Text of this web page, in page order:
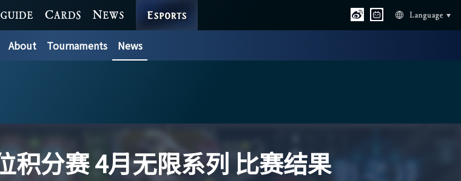
CARDS NEWS
Language
About Tournaments News
积分赛 4月无限系列 比赛结果